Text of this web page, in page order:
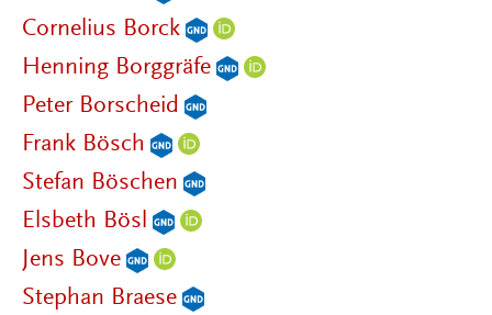
Cornelius Borck
Henning Borggräfe
Peter Borscheid
Frank Bösch
Stefan Böschen
Elsbeth Bösl
Jens Bove
Stephan Braese